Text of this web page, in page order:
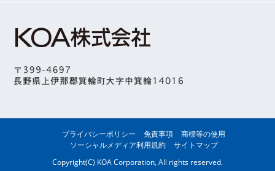
プライバシーポリシー 免責事項
商標等の使用
ソーシャルメディア利用規約
サイトマップ
Copyright(C) KOA Corporation, All rights reserved.